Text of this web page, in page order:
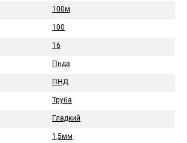
100м
100
16
Пнда
ПНД
Труба
Гладкий
1,5мм